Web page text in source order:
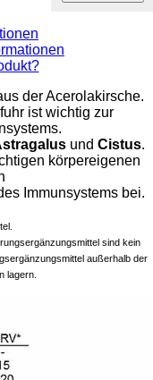
der Acerolakirsche.
ist wichtig zur
und Cistus.
körpereigenen
Immunsystems bei.
sind kein
außerhalb der
lagern.